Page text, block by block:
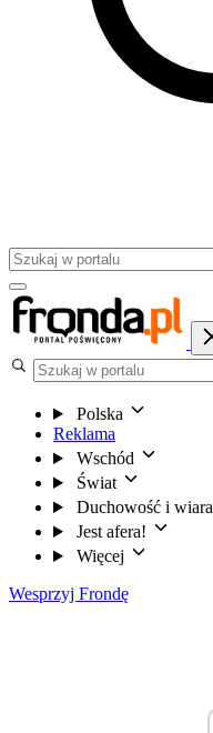
Polska
Reklama
Wschód
Świat
Duchowość i wiara
Jest afera!
Więcej
Wesprzyj Frondę